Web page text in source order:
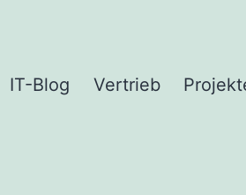
IT-Blog Vertrieb